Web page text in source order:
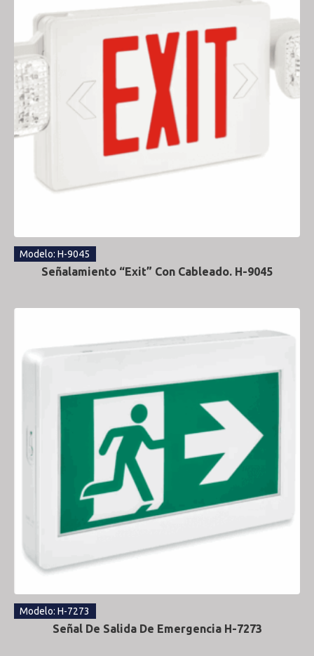
Modelo: H-9045
Señalamiento “Exit” Con Cableado. H-9045
Modelo: H-7273
Señal De Salida De Emergencia H-7273